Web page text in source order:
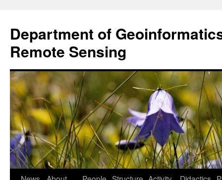
treści
Department of
Remote Sensing